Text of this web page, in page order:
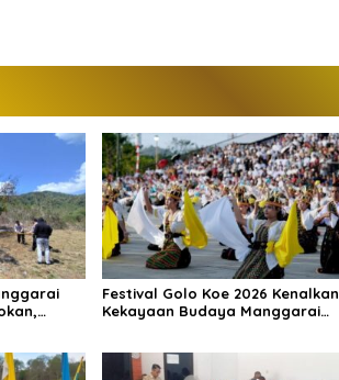
Festival Golo Koe 2026 Kenalkan
Kekayaan Budaya Manggarai